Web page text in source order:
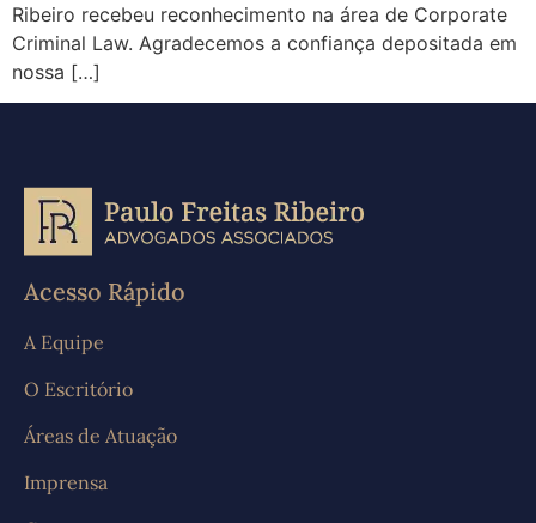
Ribeiro recebeu reconhecimento na área de Corporate
Criminal Law. Agradecemos a confiança depositada em
nossa […]
Acesso Rápido
A Equipe
O Escritório
Áreas de Atuação
Imprensa